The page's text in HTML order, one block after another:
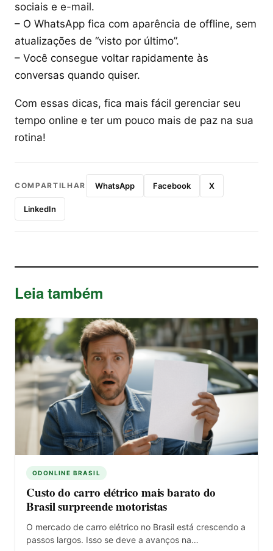
sociais e e-mail.
– O WhatsApp fica com aparência de offline, sem
atualizações de “visto por último”.
– Você consegue voltar rapidamente às
conversas quando quiser.
Com essas dicas, fica mais fácil gerenciar seu
tempo online e ter um pouco mais de paz na sua
rotina!
COMPARTILHAR WhatsApp Facebook X
LinkedIn
Leia também
ODONLINE BRASIL
Custo do carro elétrico mais barato do
Brasil surpreende motoristas
O mercado de carro elétrico no Brasil está crescendo a
passos largos. Isso se deve a avanços na…